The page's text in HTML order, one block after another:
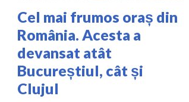
Cel mai frumos oraș din
România. Acesta a
devansat atât
Bucureștiul, cât și
Clujul